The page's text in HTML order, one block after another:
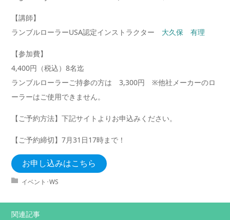
【講師】
ランブルローラーUSA認定インストラクター 大久保 有理
【参加費】
4,400円（税込）8名迄
ランブルローラーご持参の方は 3,300円 ※他社メーカーのロ
ーラーはご使用できません。
【ご予約方法】下記サイトよりお申込みください。
【ご予約締切】7月31日17時まで！
お申し込みはこちら
イベント･WS
関連記事